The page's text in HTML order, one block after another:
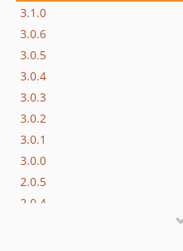
3.1.0
3.0.6
3.0.5
3.0.4
3.0.3
3.0.2
3.0.1
3.0.0
2.0.5
2.0.4